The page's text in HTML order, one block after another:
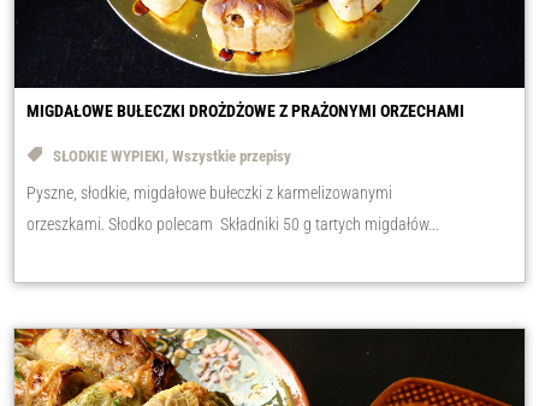
MIGDAŁOWE BUŁECZKI DROŻDŻOWE Z PRAŻONYMI ORZECHAMI
SŁODKIE WYPIEKI,Wszystkie przepisy
Pyszne, słodkie, migdałowe bułeczki z karmelizowanymi
orzeszkami. Słodko polecam Składniki 50 g tartych migdałów...